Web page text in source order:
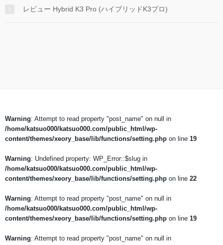
レビュー Hybrid K3 Pro (ハイブリッドK3プロ)
Warning: Attempt to read property "post_name" on null in
/home/katsuo000/katsuo000.com/public_html/wp-
content/themes/xeory_base/lib/functions/setting.php on line 19
Warning: Undefined property: WP_Error::$slug in
/home/katsuo000/katsuo000.com/public_html/wp-
content/themes/xeory_base/lib/functions/setting.php on line 22
Warning: Attempt to read property "post_name" on null in
/home/katsuo000/katsuo000.com/public_html/wp-
content/themes/xeory_base/lib/functions/setting.php on line 19
Warning: Attempt to read property "post_name" on null in